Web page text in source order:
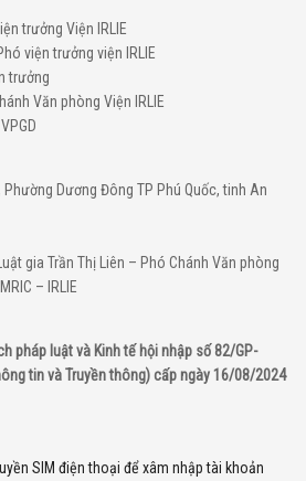
trưởng Viện IRLIE
viện trưởng viện IRLIE
trưởng
Văn phòng Viện IRLIE
Dương Đông TP Phú Quốc, tinh An
Luật gia Trần Thị Liên – Phó Chánh Văn phòng
– IRLIE
pháp luật và Kinh tế hội nhập số 82/GP-
tin và Truyền thông) cấp ngày 16/08/2024
SIM điện thoại để xâm nhập tài khoản